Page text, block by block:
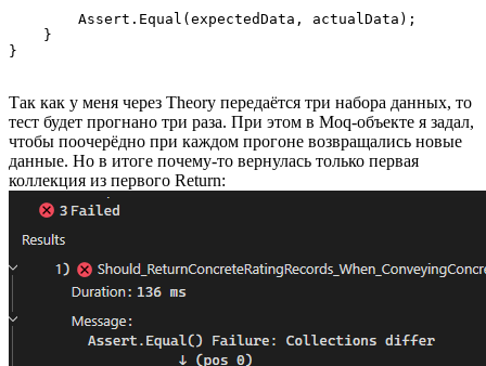
        Assert.Equal(expectedData, actualData);
    }
}
Так как у меня через Theory передаётся три набора данных, то
тест будет прогнано три раза. При этом в Moq-объекте я задал,
чтобы поочерёдно при каждом прогоне возвращались новые
данные. Но в итоге почему-то вернулась только первая
коллекция из первого Return: